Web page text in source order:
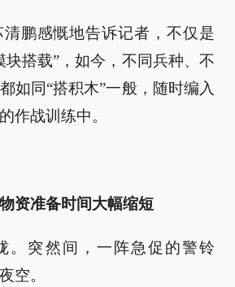
鹏感慨地告诉记者，不仅是
块搭载”，如今，不同兵种、不
如同“搭积木”一般，随时编入
作战训练中。
资准备时间大幅缩短
。突然间，一阵急促的警铃
空。